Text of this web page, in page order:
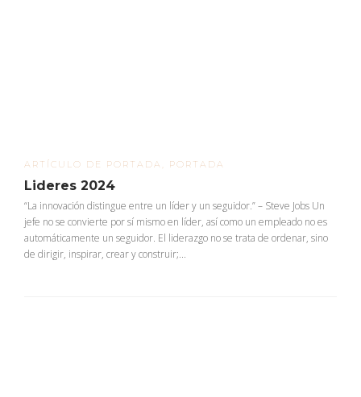
ARTÍCULO DE PORTADA PORTADA
Lideres 2024
“La innovación distingue entre un líder y un seguidor.” – Steve Jobs Un
jefe no se convierte por sí mismo en líder, así como un empleado no es
automáticamente un seguidor. El liderazgo no se trata de ordenar, sino
de dirigir, inspirar, crear y construir;...